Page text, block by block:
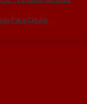
Para Celular